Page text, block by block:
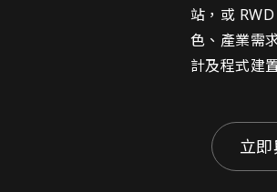
站，或
色、產業需
計及程式建
立